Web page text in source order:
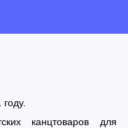
канцтоваров для